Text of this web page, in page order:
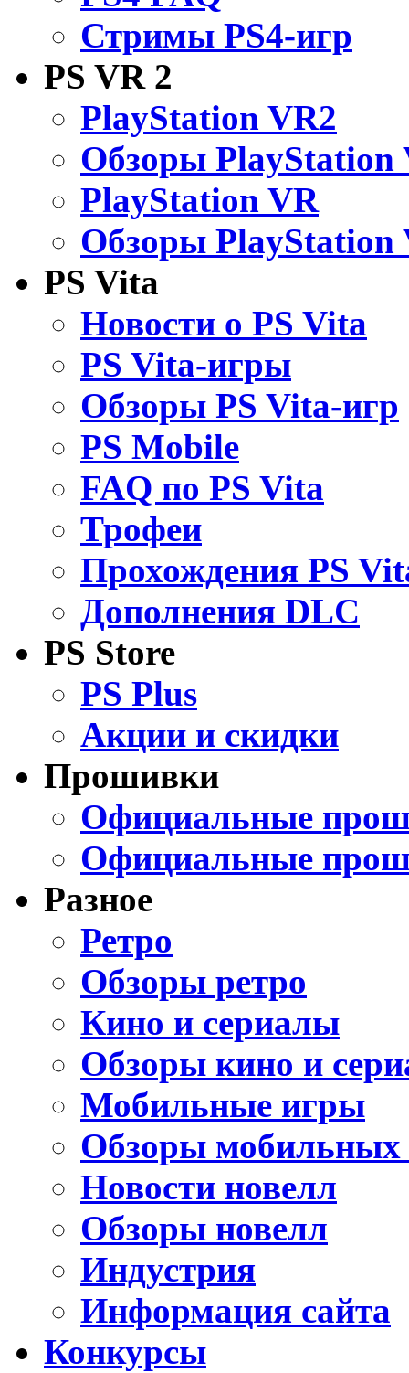
Стримы PS4-игр
PS VR 2
PlayStation VR2
Обзоры PlayStation
PlayStation VR
Обзоры PlayStation
PS Vita
Новости о PS Vita
PS Vita-игры
Обзоры PS Vita-игр
PS Mobile
FAQ по PS Vita
Трофеи
Прохождения PS
Дополнения DLC
PS Store
PS Plus
Акции и скидки
Прошивки
Официальные
Официальные
Разное
Ретро
Обзоры ретро
Кино и сериалы
Обзоры кино и
Мобильные игры
Обзоры мобильных
Новости новелл
Обзоры новелл
Индустрия
Информация сайта
Конкурсы